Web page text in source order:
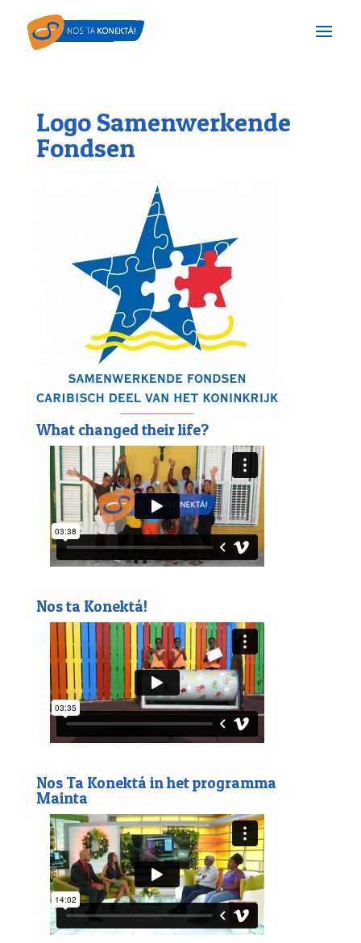
Logo Samenwerkende
Fondsen
What changed their life?
Nos ta Konektá!
Nos Ta Konektá in het programma
Mainta